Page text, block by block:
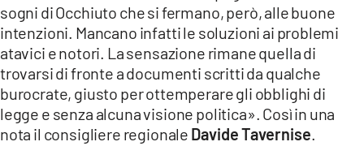
LACITYMAG.IT
ILREGGINO.IT
COSENZACHANNEL.IT
ILVIBONESE.IT
sogni di Occhiuto che si fermano, però, alle buone
intenzioni. Mancano infatti le soluzioni ai problemi
atavici e notori. La sensazione rimane quella di
trovarsi di fronte a documenti scritti da qualche
burocrate, giusto per ottemperare gli obblighi di
legge e senza alcuna visione politica». Così in una
nota il consigliere regionale Davide Tavernise